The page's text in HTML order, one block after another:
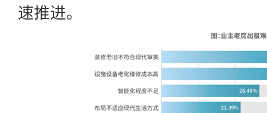
速推进。